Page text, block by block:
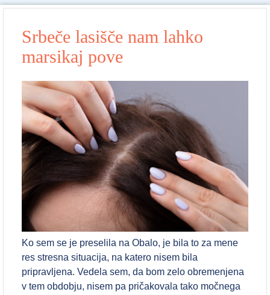
Srbeče lasišče nam lahko
marsikaj pove
Ko sem se je preselila na Obalo, je bila to za mene
res stresna situacija, na katero nisem bila
pripravljena. Vedela sem, da bom zelo obremenjena
v tem obdobju, nisem pa pričakovala tako močnega